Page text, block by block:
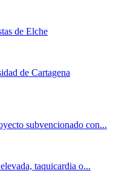
de Elche
de Cartagena
subvencionado con...
taquicardia o...